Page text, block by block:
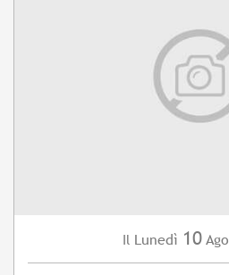
Il Lunedì 10 Ago